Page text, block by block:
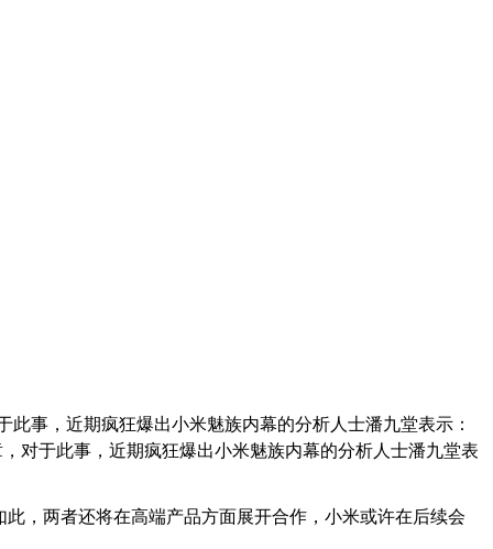
事，近期疯狂爆出小米魅族内幕的分析人士潘九堂表示：
对于此事，近期疯狂爆出小米魅族内幕的分析人士潘九堂表
，两者还将在高端产品方面展开合作，小米或许在后续会